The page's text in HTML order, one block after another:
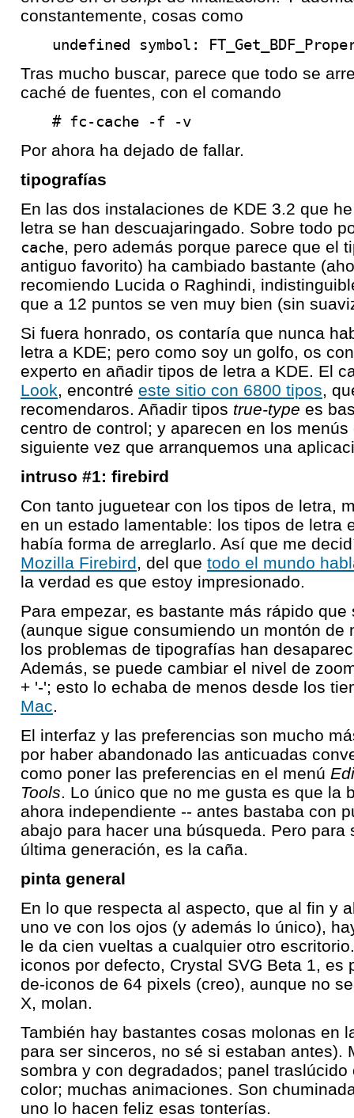
constantemente, cosas como
undefined symbol:
Tras mucho buscar, parece que todo se
caché de fuentes, con el comando
# fc-cache -f -v
Por ahora ha dejado de fallar.
tipografías
En las dos instalaciones de KDE 3.2 que
letra se han descuajaringado. Sobre todo
cache, pero además porque parece que el
antiguo favorito) ha cambiado bastante
recomiendo Lucida o Raghindi,
que a 12 puntos se ven muy bien (sin
Si fuera honrado, os contaría que nunca
letra a KDE; pero como soy un golfo, os
experto en añadir tipos de letra a KDE. El
Look, encontré este sitio con 6800 tipos,
recomendaros. Añadir tipos true-type es
centro de control; y aparecen en los
siguiente vez que arranquemos una
intruso #1: firebird
Con tanto juguetear con los tipos de letra,
en un estado lamentable: los tipos de letra
había forma de arreglarlo. Así que me
Mozilla Firebird, del que todo el mundo
la verdad es que estoy impresionado.
Para empezar, es bastante más rápido que
(aunque sigue consumiendo un montón de
los problemas de tipografías han
Además, se puede cambiar el nivel de
+ '-'; esto lo echaba de menos desde los
Mac.
El interfaz y las preferencias son mucho
por haber abandonado las anticuadas
como poner las preferencias en el menú
Tools. Lo único que no me gusta es que la
ahora independiente -- antes bastaba con
abajo para hacer una búsqueda. Pero para
última generación, es la caña.
pinta general
En lo que respecta al aspecto, que al fin y
uno ve con los ojos (y además lo único),
le da cien vueltas a cualquier otro
iconos por defecto, Crystal SVG Beta 1, es
de-iconos de 64 pixels (creo), aunque no
X, molan.
También hay bastantes cosas molonas en
para ser sinceros, no sé si estaban antes).
sombra y con degradados; panel
color; muchas animaciones. Son
uno lo hacen feliz esas tonterías.